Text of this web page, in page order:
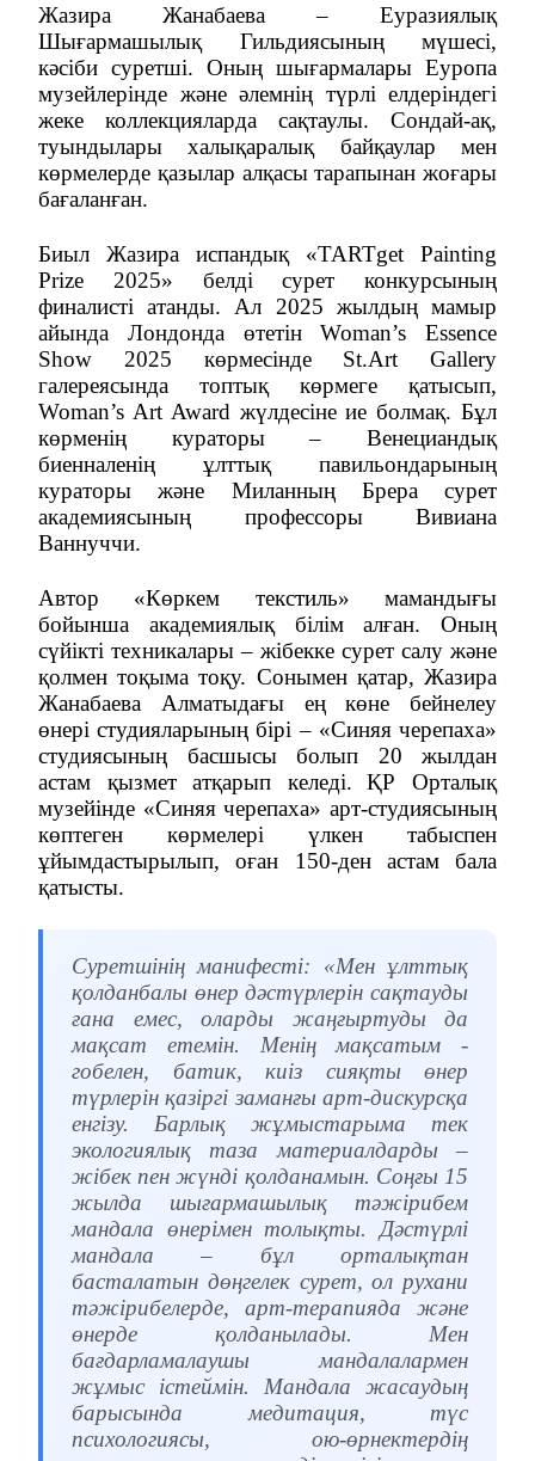
Жазира Жанабаева – Еуразиялық
Шығармашылық Гильдиясының мүшесі,
кәсіби суретші. Оның шығармалары Еуропа
музейлерінде және әлемнің түрлі елдеріндегі
жеке коллекцияларда сақтаулы. Сондай-ақ,
туындылары халықаралық байқаулар мен
көрмелерде қазылар алқасы тарапынан жоғары
бағаланған.
Биыл Жазира испандық «TARTget Painting
Prize 2025» белді сурет конкурсының
финалисті атанды. Ал 2025 жылдың мамыр
айында Лондонда өтетін Woman’s Essence
Show 2025 көрмесінде St.Art Gallery
галереясында топтық көрмеге қатысып,
Woman’s Art Award жүлдесіне ие болмақ. Бұл
көрменің кураторы – Венециандық
биенналенің ұлттық павильондарының
кураторы және Миланның Брера сурет
академиясының профессоры Вивиана
Ваннуччи.
Автор «Көркем текстиль» мамандығы
бойынша академиялық білім алған. Оның
сүйікті техникалары – жібекке сурет салу және
қолмен тоқыма тоқу. Сонымен қатар, Жазира
Жанабаева Алматыдағы ең көне бейнелеу
өнері студияларының бірі – «Синяя черепаха»
студиясының басшысы болып 20 жылдан
астам қызмет атқарып келеді.
ҚР Орталық
музейінде «Синяя черепаха» арт-студиясының
көптеген көрмелері үлкен табыспен
ұйымдастырылып, оған 150-ден астам бала
қатысты.
Суретшінің манифесті: «Мен ұлттық
қолданбалы өнер дәстүрлерін сақтауды
ғана емес, оларды жаңғыртуды да
мақсат етемін. Менің мақсатым -
гобелен, батик, киіз сияқты өнер
түрлерін қазіргі заманғы арт-дискурсқа
енгізу. Барлық жұмыстарыма тек
экологиялық таза материалдарды –
жібек пен жүнді қолданамын. Соңғы 15
жылда шығармашылық тәжірибем
мандала өнерімен толықты. Дәстүрлі
мандала – бұл орталықтан
басталатын дөңгелек сурет, ол рухани
тәжірибелерде, арт-терапияда және
өнерде қолданылады. Мен
бағдарламалаушы мандалалармен
жұмыс істеймін. Мандала жасаудың
барысында медитация, түс
психологиясы, ою-өрнектердің